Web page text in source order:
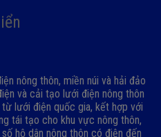
nông thôn, miền núi và hải đảo
và cải tạo lưới điện nông thôn
lưới điện quốc gia, kết hợp với
tái tạo cho khu vực nông thôn,
hộ dân nông thôn có điện đến